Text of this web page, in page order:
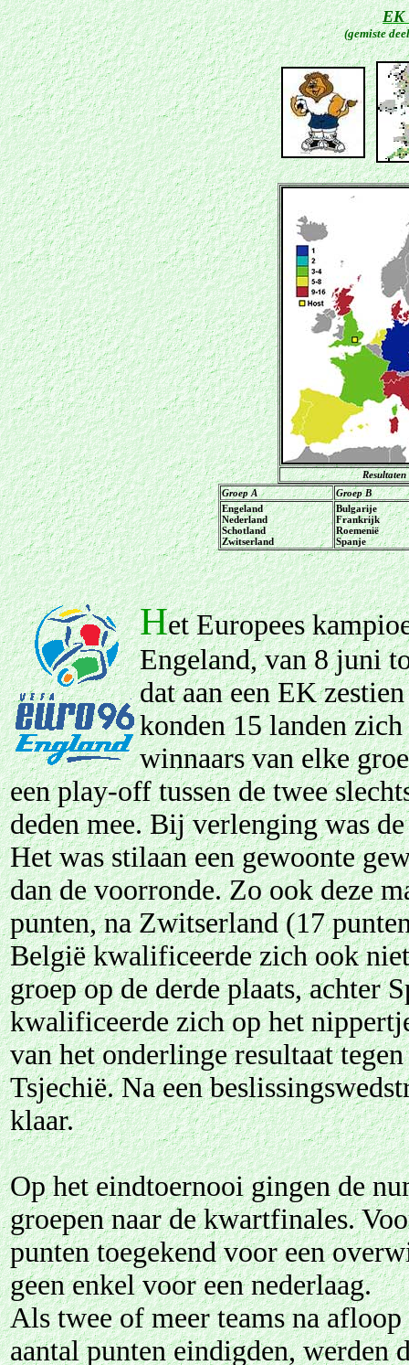
EK
(gemiste
Groep A
Groep B
Engeland
Nederland
Schotland
Zwitserland
Bulgarije
Frankrijk
Roemenië
Spanje
Het Europees
Engeland, van 8 juni
dat aan een EK
konden 15 landen
winnaars van elke
een play-off tussen de twee
deden mee. Bij verlenging was
Het was stilaan een gewoonte
dan de voorronde. Zo ook deze
punten, na Zwitserland (17
België kwalificeerde zich ook
groep op de derde plaats, achter
kwalificeerde zich op het
van het onderlinge resultaat
Tsjechië. Na een
klaar.
Op het eindtoernooi gingen de
groepen naar de kwartfinales.
punten toegekend voor een
geen enkel voor een nederlaag.
Als twee of meer teams na
aantal punten eindigden, werden